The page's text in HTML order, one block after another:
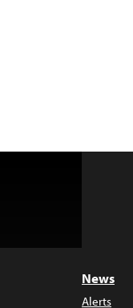
News
Alerts